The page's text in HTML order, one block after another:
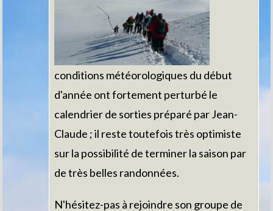
conditions météorologiques du début
d'année ont fortement perturbé le
calendrier de sorties préparé par Jean-
Claude ; il reste toutefois très optimiste
sur la possibilité de terminer la saison par
de très belles randonnées.
N'hésitez-pas à rejoindre son groupe de